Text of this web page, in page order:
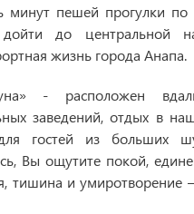
минут пешей прогулки
дойти до центральной
жизнь города Анапа.
- расположен
заведений, отдых в
гостей из больших
Вы ощутите покой,
тишина и умиротворение